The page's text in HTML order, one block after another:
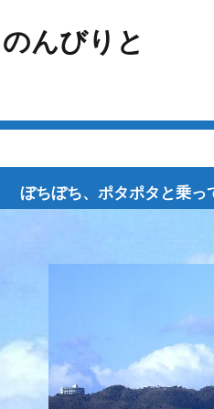
ポタポタと乗ってます